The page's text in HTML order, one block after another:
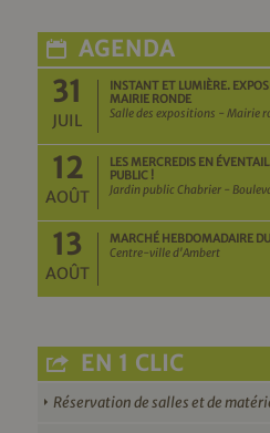
AGENDA
31
JUIL
INSTANT ET LUMIÈRE.
MAIRIE RONDE
Salle des expositions - Mairie
12
AOÛT
LES MERCREDIS EN
PUBLIC !
Jardin public Chabrier -
13
AOÛT
MARCHÉ HEBDOMADAIRE DU
Centre-ville d'Ambert
EN 1 CLIC
Réservation de salles et de